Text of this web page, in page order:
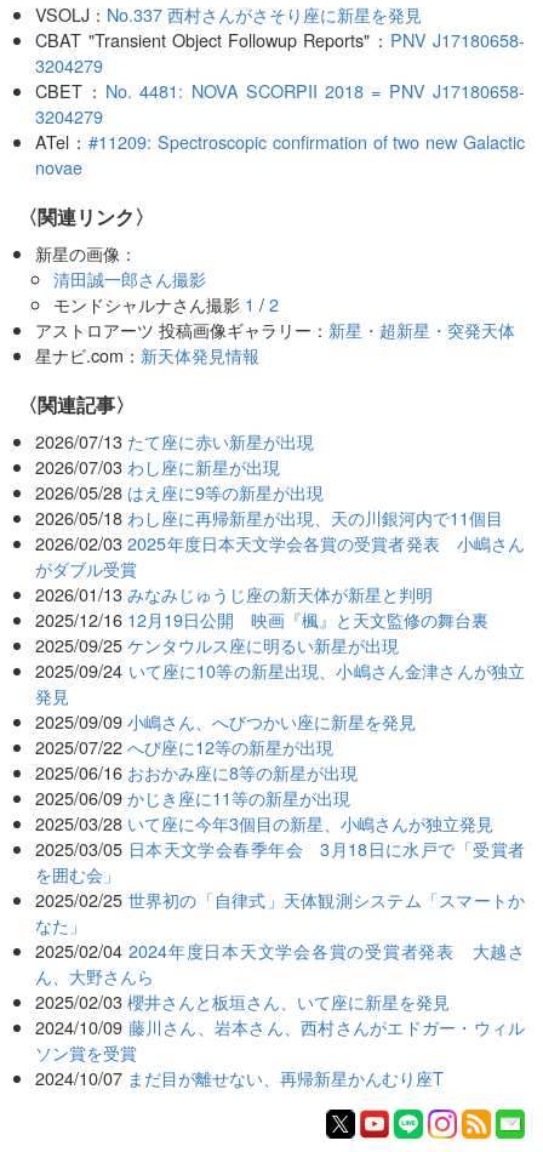
VSOLJ： No.337 西村さんがさそり座に新星を発見
CBAT "Transient Object Followup Reports"： PNV J17180658-
3204279
CBET： No. 4481: NOVA SCORPII 2018 = PNV J17180658-
3204279
ATel：#11209: Spectroscopic confirmation of two new Galactic
novae
〈関連リンク〉
新星の画像：
清田誠一郎さん撮影
モンドシャルナさん撮影 1 /2
アストロアーツ 投稿画像ギャラリー： 新星・超新星・突発天体
星ナビ.com： 新天体発見情報
関連記事
2026/07/13 たて座に赤い新星が出現
2026/07/03 わし座に新星が出現
2026/05/28 はえ座に9等の新星が出現
2026/05/18 わし座に再帰新星が出現、天の川銀河内で11個目
2026/02/03 2025年度日本天文学会各賞の受賞者発表 小嶋さん
がダブル受賞
2026/01/13 みなみじゅうじ座の新天体が新星と判明
2025/12/16 12月19日公開 映画『楓』と天文監修の舞台裏
2025/09/25 ケンタウルス座に明るい新星が出現
2025/09/24 いて座に10等の新星出現、小嶋さん金津さんが独立
発見
2025/09/09 小嶋さん、へびつかい座に新星を発見
2025/07/22 へび座に12等の新星が出現
2025/06/16 おおかみ座に8等の新星が出現
2025/06/09 かじき座に11等の新星が出現
2025/03/28 いて座に今年3個目の新星、小嶋さんが独立発見
2025/03/05 日本天文学会春季年会 3月18日に水戸で「受賞者
を囲む会」
2025/02/25 世界初の「自律式」天体観測システム「スマートか
なた」
2025/02/04 2024年度日本天文学会各賞の受賞者発表 大越さ
ん、大野さんら
2025/02/03 櫻井さんと板垣さん、いて座に新星を発見
2024/10/09 藤川さん、岩本さん、西村さんがエドガー・ウィル
ソン賞を受賞
2024/10/07 まだ目が離せない、再帰新星かんむり座T